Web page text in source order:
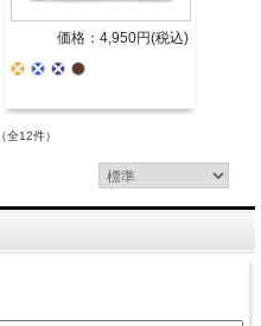
価格：4,950円(税込)
（全12件）